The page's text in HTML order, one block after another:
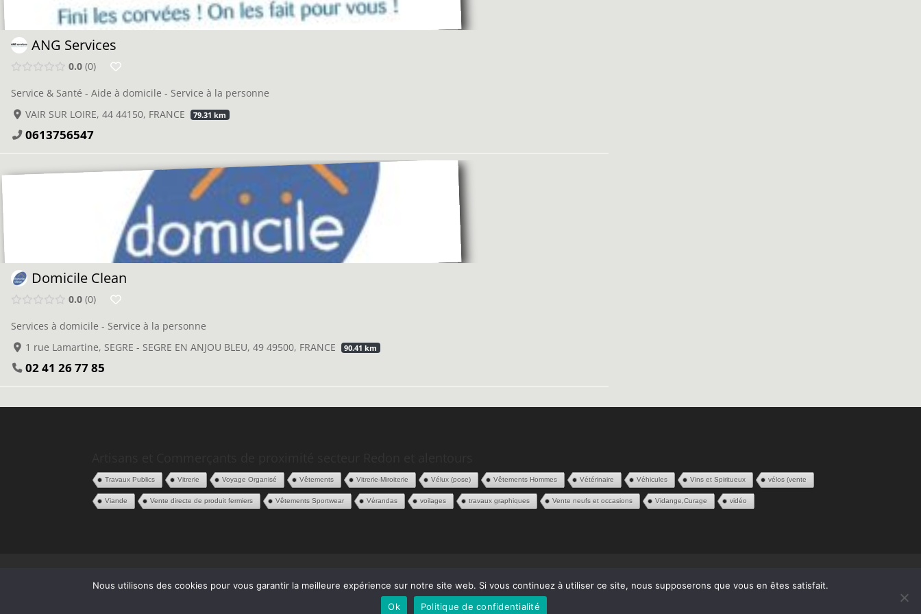
ANG Services
0.0 0
Service & Santé - Aide à domicile - Service à la personne
VAIR SUR LOIRE, 44 44150, FRANCE
79.31 km
0613756547
Domicile Clean
0.0 0
Services à domicile - Service à la personne
1 rue Lamartine, SEGRE - SEGRE EN ANJOU BLEU, 49 49500, FRANCE
90.41 km
02 41 26 77 85
Travaux Publics Vitrerie Voyage Organisé Vêtements Vitrerie-Miroiterie Vélux (pose) Vêtements Hommes Vétérinaire Véhicules Vins et Spiritueux vélos (vente
Viande Vente directe de produit fermiers Vêtements Sportwear Vérandas voilages travaux graphiques Vente neufs et occasions Vidange,Curage vidéo
Nous utilisons des cookies pour vous garantir la meilleure expérience sur notre site web. Si vous continuez à utiliser ce site, nous supposerons que vous en êtes satisfait.
Ok
Politique de confidentialité